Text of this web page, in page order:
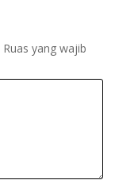
Ruas yang wajib